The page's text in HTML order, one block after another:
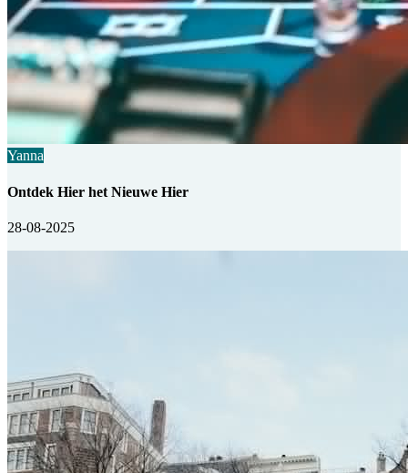
Yanna
Ontdek Hier het Nieuwe Hier
28-08-2025